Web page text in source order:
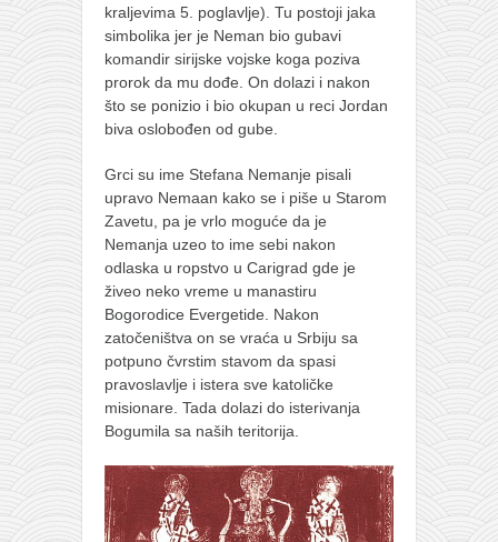
kraljevima 5. poglavlje). Tu postoji jaka
simbolika jer je Neman bio gubavi
komandir sirijske vojske koga poziva
prorok da mu dođe. On dolazi i nakon
što se ponizio i bio okupan u reci Jordan
biva oslobođen od gube.
Grci su ime Stefana Nemanje pisali
upravo Nemaan kako se i piše u Starom
Zavetu, pa je vrlo moguće da je
Nemanja uzeo to ime sebi nakon
odlaska u ropstvo u Carigrad gde je
živeo neko vreme u manastiru
Bogorodice Evergetide. Nakon
zatočeništva on se vraća u Srbiju sa
potpuno čvrstim stavom da spasi
pravoslavlje i istera sve katoličke
misionare. Tada dolazi do isterivanja
Bogumila sa naših teritorija.